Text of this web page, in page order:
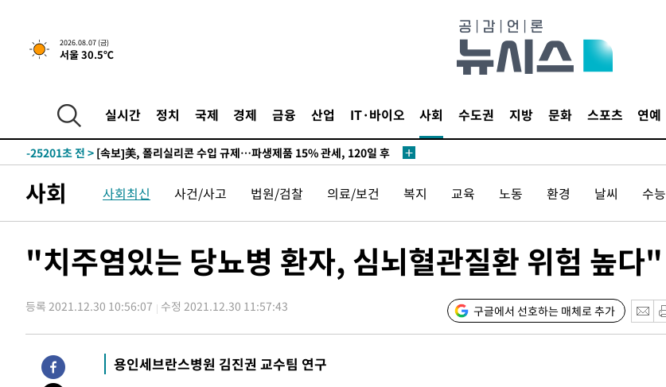
2026.08.07 (금)
서울 30.5℃
실시간 정치 국제 경제 금융 산업 IT·바이오 사회 수도권 지방 문화 스포츠 연예
-21052초 전 >[속보] 뉴욕증시, 일제 하락 마감…나스닥 0.06%↓
-31522초 전 >
입추에도 극한더위…서울 낮 39도 '폭염중대경보'
-26486초 전 >
례 큰 폭발음
-25201초 전 > [속보]美, 폴리실리콘 수입 규제…파생제품 15% 관세, 120일 후
-21052초 전 >
[속보] 뉴욕증시, 일제 하락 마감…나스닥 0.06%↓
-32224초 전 >시리아 다마스쿠스 교외에서 미니버스 폭발.. 14명 부상, 3명은 중
-26486초 전 >이란, 호르무즈서 "적국 목표물들"과 대치로 남부 케슘섬에서 두차
발효
-23352초 전 >[속보]트럼프, 美 원정출산 금지 행정명령 서명
-21052초 전 >[속보] 뉴욕증시, 일제 하락 마감…나스닥 0.06%↓
사회 사회최신 사건/사고 법원/검찰 의료/보건 복지 교육 노동 환경 날씨 수능
"치주염있는 당뇨병 환자, 심뇌혈관질환 위험 높다"
등록 2021.12.30 10:56:07 수정 2021.12.30 11:57:43 구글에서 선호하는 매체로 추가
용인세브란스병원 김진권 교수팀 연구